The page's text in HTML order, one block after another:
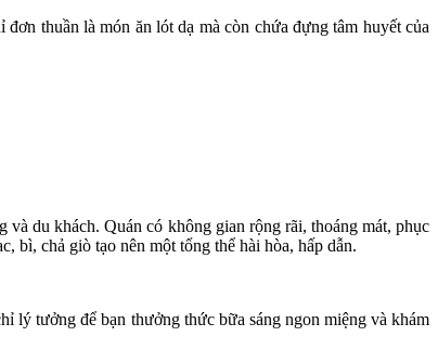
thuần là món ăn lót dạ mà còn chứa đựng tâm huyết của
du khách. Quán có không gian rộng rãi, thoáng mát, phục
bì, chả giò tạo nên một tổng thể hài hòa, hấp dẫn.
lý tưởng để bạn thưởng thức bữa sáng ngon miệng và khám